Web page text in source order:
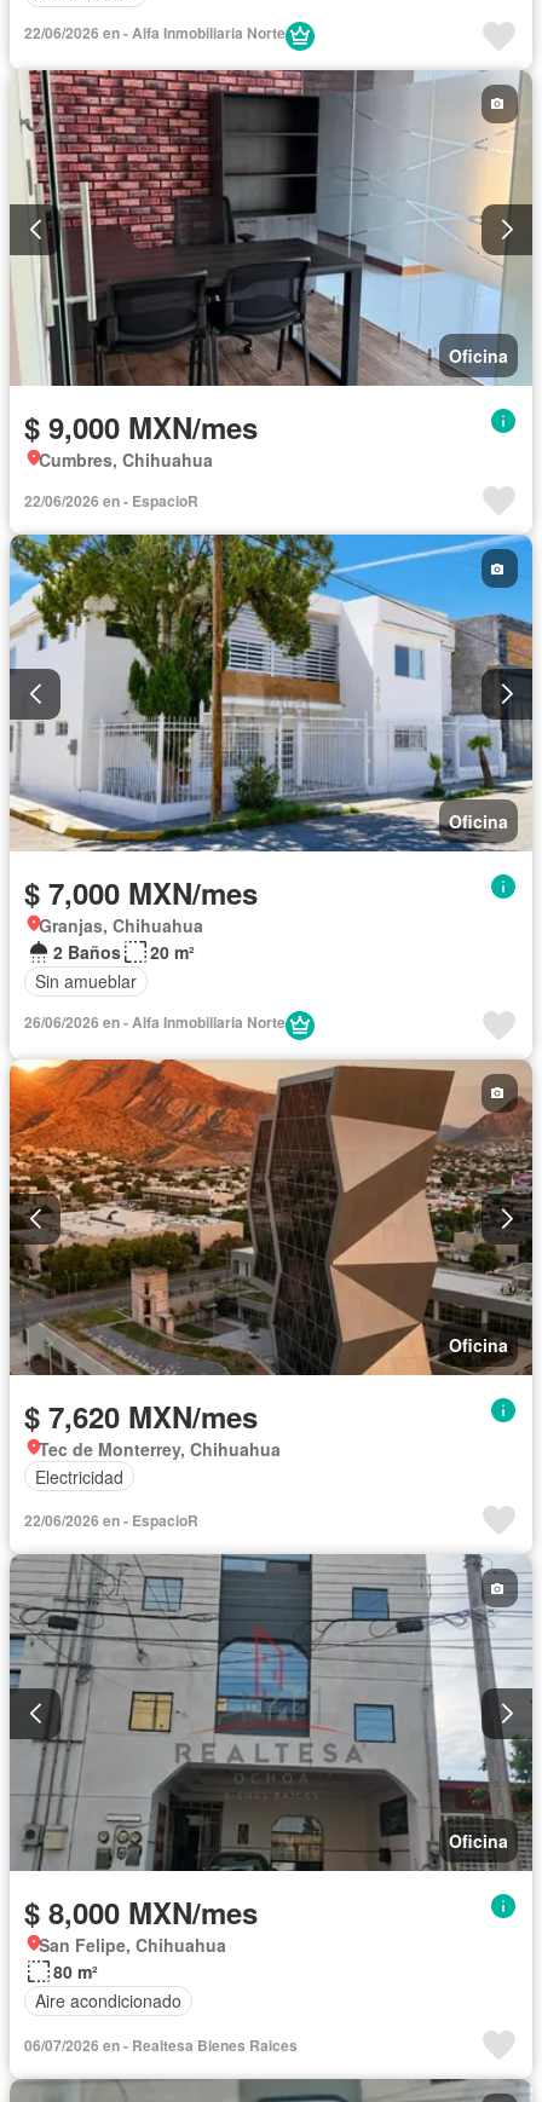
22/06/2026 en - Alfa Inmobiliaria Norte
Oficina
$ 9,000 MXN/mes
Cumbres, Chihuahua
22/06/2026 en - EspacioR
Oficina
$ 7,000 MXN/mes
Granjas, Chihuahua
2 Baños
20 m²
Sin amueblar
26/06/2026 en - Alfa Inmobiliaria Norte
Oficina
$ 7,620 MXN/mes
Tec de Monterrey, Chihuahua
Electricidad
22/06/2026 en - EspacioR
Oficina
$ 8,000 MXN/mes
San Felipe, Chihuahua
80 m²
Aire acondicionado
06/07/2026 en - Realtesa Bienes Raices